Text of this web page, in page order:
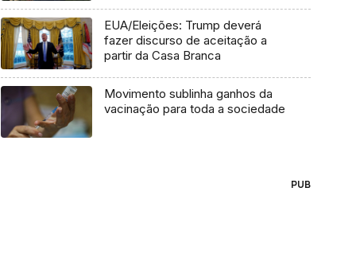
EUA/Eleições: Trump deverá
fazer discurso de aceitação a
partir da Casa Branca
Movimento sublinha ganhos da
vacinação para toda a sociedade
PUB